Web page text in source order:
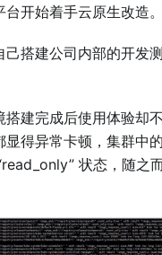
开始着手云原生改造。
己搭建公司内部的开发
搭建完成后使用体验却
显得异常卡顿，集群中
状态，随之